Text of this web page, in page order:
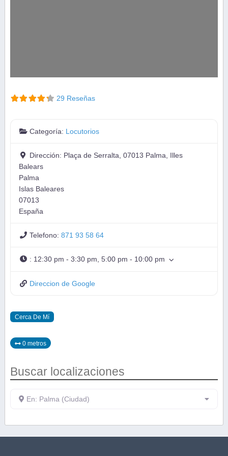
29 Reseñas
Categoría: Locutorios
Dirección: Plaça de Serralta, 07013 Palma, Illes
Balears
Palma
Islas Baleares
07013
España
Telefono:871 93 58 64
: 12:30 pm - 3:30 pm, 5:00 pm - 10:00 pm
Direccion de Google
Cerca De Mí
0 metros
Buscar localizaciones
En: Palma (Ciudad)